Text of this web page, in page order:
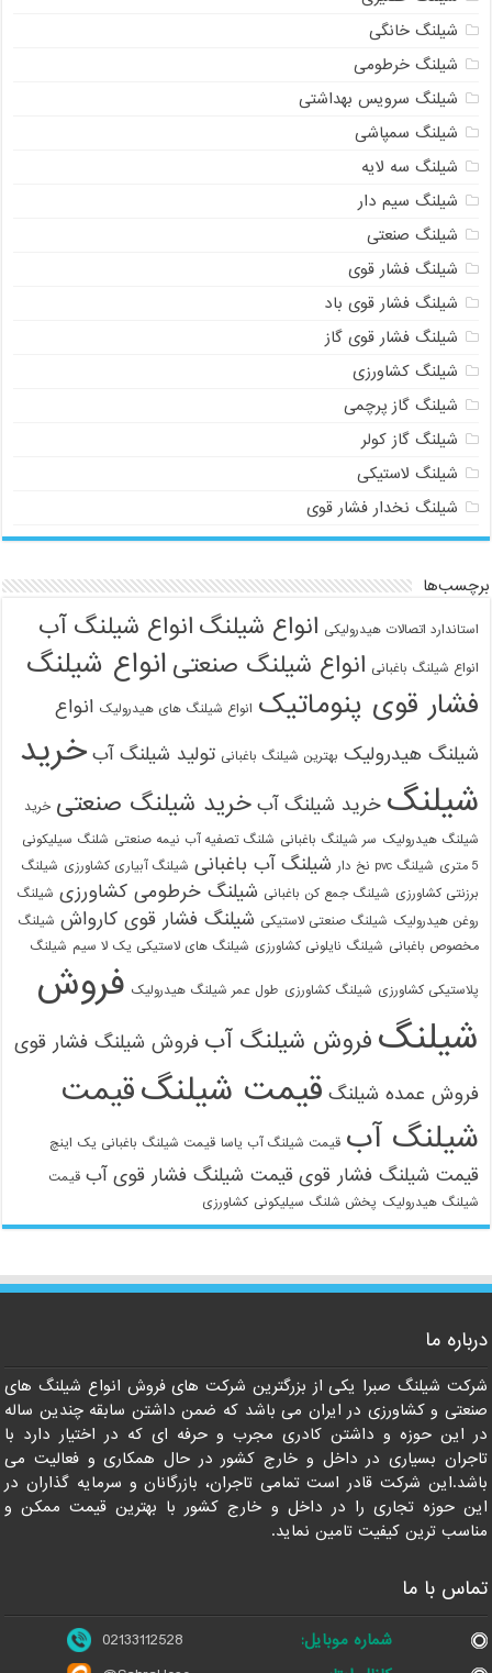
شیلنگ خانگی
شیلنگ خرطومی
شیلنگ سرویس بهداشتی
شیلنگ سمپاشی
شیلنگ سه لایه
شیلنگ سیم دار
شیلنگ صنعتی
شیلنگ فشار قوی
شیلنگ فشار قوی باد
شیلنگ فشار قوی گاز
شیلنگ کشاورزی
شیلنگ گاز پرچمی
شیلنگ گاز کولر
شیلنگ لاستیکی
شیلنگ نخدار فشار قوی
برچسب‌ها
استاندارد اتصالات هیدرولیکی انواع شیلنگ انواع شیلنگ آب
انواع شیلنگ باغبانی انواع شیلنگ صنعتی انواع شیلنگ
فشار قوی پنوماتیک انواع شیلنگ های هیدرولیک انواع
شیلنگ هیدرولیک بهترین شیلنگ باغبانی تولید شیلنگ آب خرید
شیلنگ خرید شیلنگ آب خرید شیلنگ صنعتی خرید
شیلنگ هیدرولیک سر شیلنگ باغبانی شلنگ تصفیه آب نیمه صنعتی شلنگ سیلیکونی
5 متری
شیلنگ pvc نخ دار شیلنگ آب باغبانی شیلنگ آبیاری کشاورزی شیلنگ
برزنتی کشاورزی شیلنگ جمع کن باغبانی شیلنگ خرطومی کشاورزی شیلنگ
روغن هیدرولیک شیلنگ صنعتی لاستیکی شیلنگ فشار قوی کارواش شیلنگ
مخصوص باغبانی شیلنگ نایلونی کشاورزی شیلنگ های لاستیکی یک لا سیم شیلنگ
پلاستیکی کشاورزی شیلنگ کشاورزی طول عمر شیلنگ هیدرولیک فروش
شیلنگ فروش شیلنگ آب فروش شیلنگ فشار قوی
فروش عمده شیلنگ قیمت شیلنگقیمت
شیلنگ آب قیمت شیلنگ آب یاسا قیمت شیلنگ باغبانی یک اینچ
قیمت شیلنگ فشار قوی قیمت شیلنگ فشار قوی آب قیمت
شیلنگ هیدرولیک پخش شلنگ سیلیکونی کشاورزی
درباره ما
شرکت شیلنگ صبرا یکی از بزرگترین شرکت های فروش انواع شیلنگ های
صنعتی و کشاورزی در ایران می باشد که ضمن داشتن سابقه چندین ساله
در این حوزه و داشتن کادری مجرب و حرفه ای که در اختیار دارد با
تاجران بسیاری در داخل و خارج کشور در حال همکاری و فعالیت می
باشد.این شرکت قادر است تمامی تاجران، بازرگانان و سرمایه گذاران در
این حوزه تجاری را در داخل و خارج کشور با بهترین قیمت ممکن و
مناسب ترین کیفیت تامین نماید.
تماس با ما
شماره موبایل:
02133112528